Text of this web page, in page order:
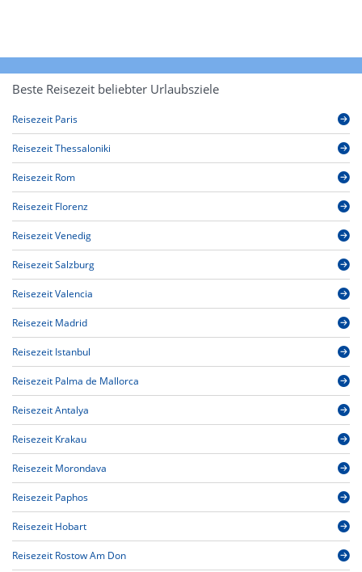
Beste Reisezeit beliebter Urlaubsziele
Reisezeit Paris
Reisezeit Thessaloniki
Reisezeit Rom
Reisezeit Florenz
Reisezeit Venedig
Reisezeit Salzburg
Reisezeit Valencia
Reisezeit Madrid
Reisezeit Istanbul
Reisezeit Palma de Mallorca
Reisezeit Antalya
Reisezeit Krakau
Reisezeit Morondava
Reisezeit Paphos
Reisezeit Hobart
Reisezeit Rostow Am Don